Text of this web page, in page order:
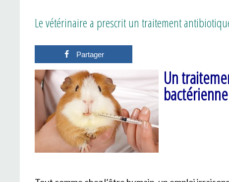
Le vétérinaire a prescrit un traitement
Partager
Un